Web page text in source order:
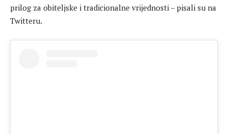
prilog za obiteljske i tradicionalne vrijednosti – pisali su na
Twitteru.